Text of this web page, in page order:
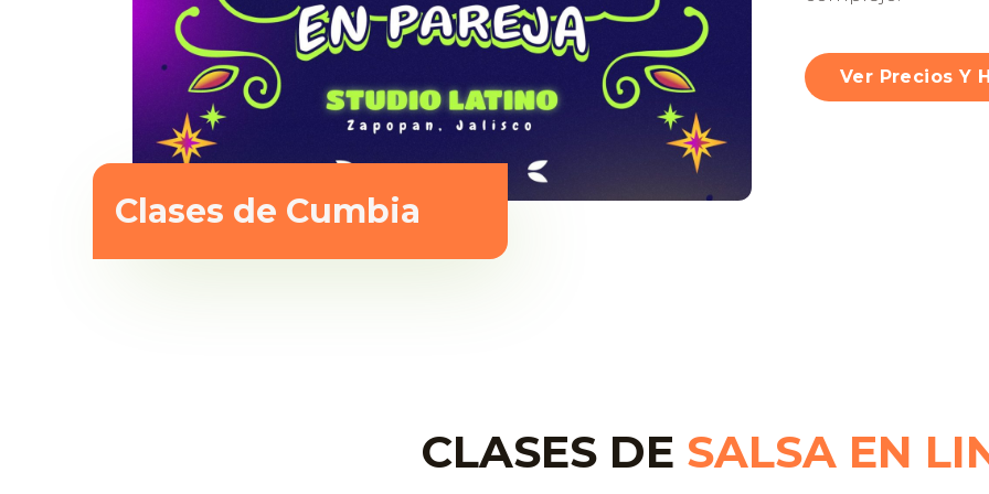
Clases de Cumbia
Ver Precios Y
CLASES DE SALSA EN